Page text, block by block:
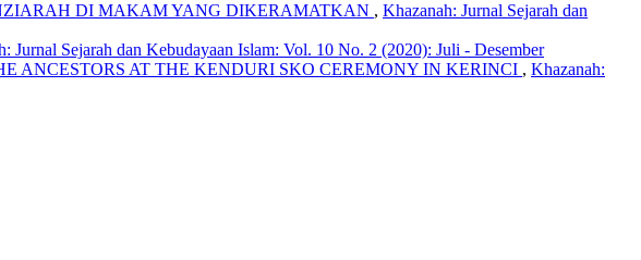
DI MAKAM YANG DIKERAMATKAN , Khazanah: Jurnal Sejarah dan
Jurnal Sejarah dan Kebudayaan Islam: Vol. 10 No. 2 (2020): Juli - Desember
ANCESTORS AT THE KENDURI SKO CEREMONY IN KERINCI , Khazanah: